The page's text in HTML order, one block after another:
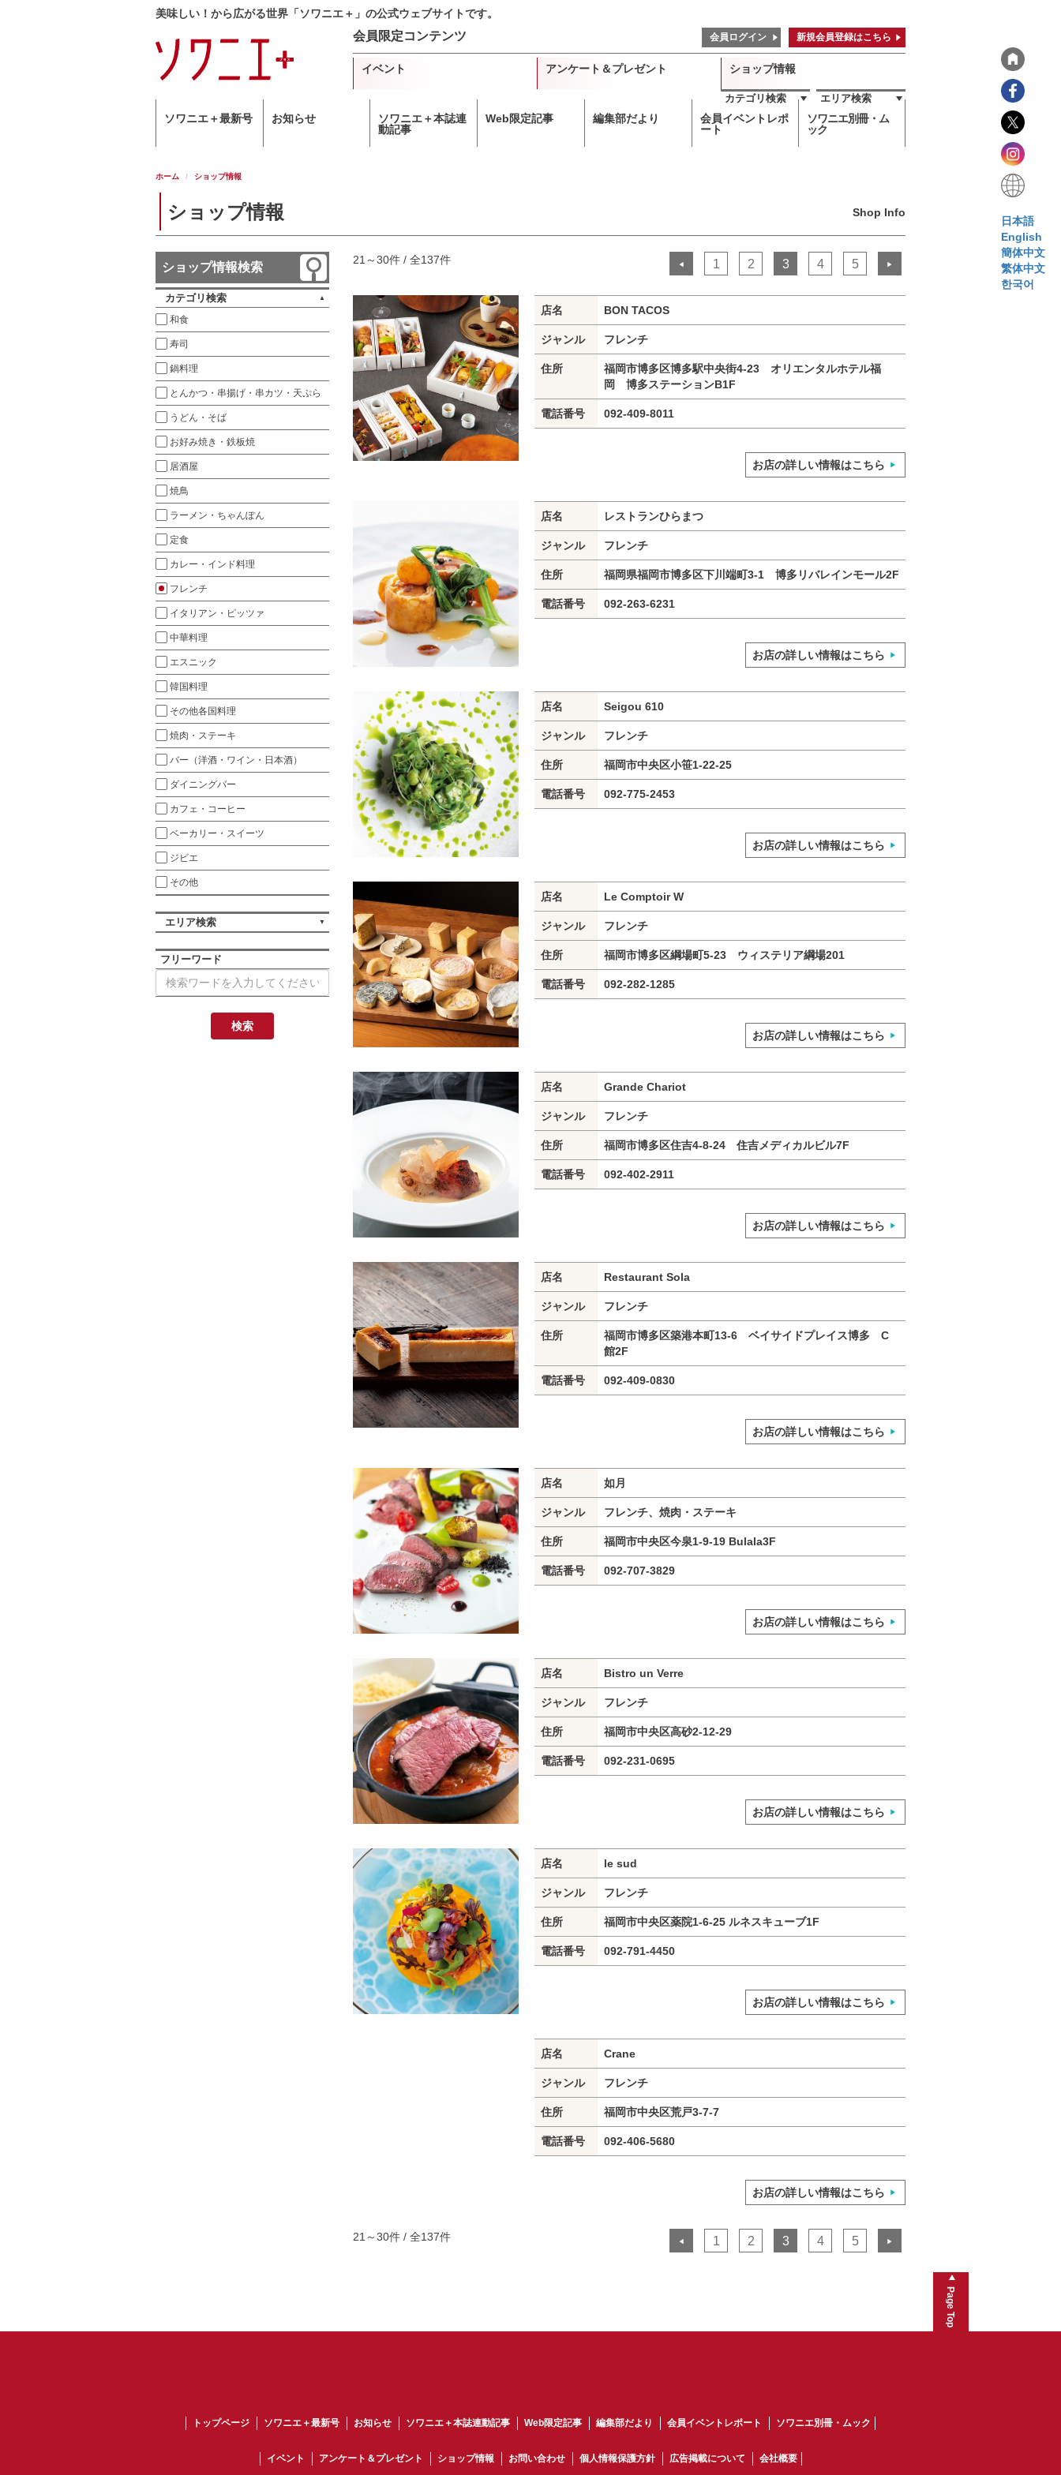
美味しい！から広がる世界「ソワニエ＋」の公式ウェブサイトです。
会員ログイン 新規会員登録はこちら
会員限定コンテンツ
イベント アンケート＆プレゼント ショップ情報
カテゴリ検索 エリア検索
ソワニエ＋最新号 お知らせ
ソワニエ＋本誌連
動記事
Web限定記事 編集部だより
会員イベントレポ
ート
ソワニエ別冊・ム
ック
ホーム ショップ情報
Shop Info
ショップ情報
ショップ情報検索
カテゴリ検索
和食
寿司
鍋料理
とんかつ・串揚げ・串カツ・天ぷら
うどん・そば
お好み焼き・鉄板焼
居酒屋
焼鳥
ラーメン・ちゃんぽん
定食
カレー・インド料理
フレンチ
イタリアン・ピッツァ
中華料理
エスニック
韓国料理
その他各国料理
焼肉・ステーキ
バー（洋酒・ワイン・日本酒）
ダイニングバー
カフェ・コーヒー
ベーカリー・スイーツ
ジビエ
その他
エリア検索
フリーワード
21～30件 / 全137件 ◀ 1 2 3 4 5 ▶
店名 BON TACOS
ジャンル フレンチ
住所
福岡市博多区博多駅中央街4-23 オリエンタルホテル福
岡 博多ステーションB1F
電話番号 092-409-8011
お店の詳しい情報はこちら
店名 レストランひらまつ
ジャンル フレンチ
住所 福岡県福岡市博多区下川端町3-1 博多リバレインモール2F
電話番号 092-263-6231
お店の詳しい情報はこちら
店名 Seigou 610
ジャンル フレンチ
住所 福岡市中央区小笹1-22-25
電話番号 092-775-2453
お店の詳しい情報はこちら
店名 Le Comptoir W
ジャンル フレンチ
住所 福岡市博多区綱場町5-23 ウィステリア綱場201
電話番号 092-282-1285
お店の詳しい情報はこちら
店名 Grande Chariot
ジャンル フレンチ
住所 福岡市博多区住吉4-8-24 住吉メディカルビル7F
電話番号 092-402-2911
お店の詳しい情報はこちら
店名 Restaurant Sola
ジャンル フレンチ
住所
福岡市博多区築港本町13-6 ベイサイドプレイス博多 C
館2F
電話番号 092-409-0830
お店の詳しい情報はこちら
店名 如月
ジャンル フレンチ、焼肉・ステーキ
住所 福岡市中央区今泉1-9-19 Bulala3F
電話番号 092-707-3829
お店の詳しい情報はこちら
店名 Bistro un Verre
ジャンル フレンチ
住所 福岡市中央区高砂2-12-29
電話番号 092-231-0695
お店の詳しい情報はこちら
店名 le sud
ジャンル フレンチ
住所 福岡市中央区薬院1-6-25 ルネスキューブ1F
電話番号 092-791-4450
お店の詳しい情報はこちら
店名 Crane
ジャンル フレンチ
住所 福岡市中央区荒戸3-7-7
電話番号 092-406-5680
お店の詳しい情報はこちら
21～30件 / 全137件 ◀ 1 2 3 4 5 ▶
日本語
English
簡体中文
繁体中文
한국어
Page Top
トップページ ソワニエ＋最新号 お知らせ ソワニエ＋本誌連動記事 Web限定記事 編集部だより 会員イベントレポート ソワニエ別冊・ムック
イベント アンケート＆プレゼント ショップ情報 お問い合わせ 個人情報保護方針 広告掲載について 会社概要